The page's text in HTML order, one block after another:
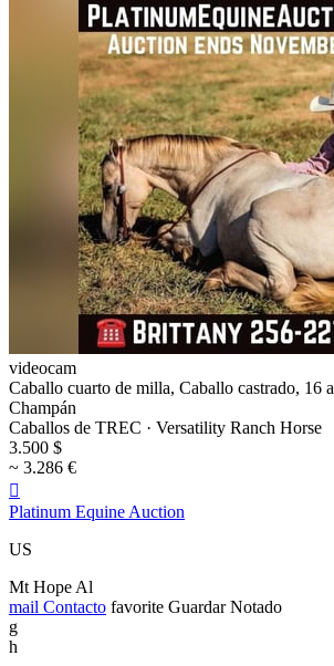
videocam
Caballo cuarto de milla, Caballo castrado, 16
Champán
Caballos de TREC · Versatility Ranch Horse
3.500 $
~ 3.286 €

Platinum Equine Auction
US
Mt Hope Al
mail Contacto favorite Guardar Notado
g
h